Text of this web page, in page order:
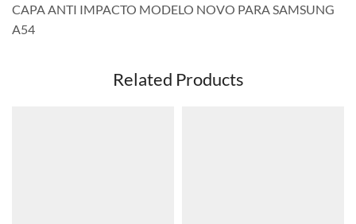
CAPA ANTI IMPACTO MODELO NOVO PARA SAMSUNG
A54
Related Products